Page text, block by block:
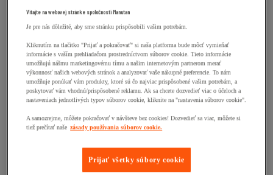
Vitajte na webovej stránke spoločnosti Manutan
Je pre nás dôležité, aby sme stránku prispôsobili vašim potrebám.
Kliknutím na tlačitko "Prijať a pokračovať" si naša platforma bude môcť vymieňať
informácie s vaším prehliadačom prostredníctvom súborov cookie. Tieto informácie
umožňujú nášmu marketingovému tímu a našim internetovým partnerom merať
výkonnosť našich webových stránok a analyzovať vaše nákupné preferencie. To nám
umožňuje ponúkať vám produkty, ktoré sú čo najviac prispôsobené vašim potrebám, a
poskytovať vám vhodnú/prispôsobené reklamu. Ak sa chcete dozvedieť viac o účeloch a
nastaveniach jednotlivých typov súborov cookie, kliknite na "nastavenia súborov cookie".
A samozrejme, môžete pokračovať v návšteve bez cookies! Dozvedieť sa viac, môžete si
tiež prečítať naše zásady používania súborov cookie.
Prijať všetky súbory cookie